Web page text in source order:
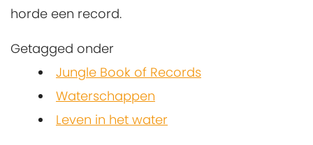
horde een record.
Getagged onder
Jungle Book of Records
Waterschappen
Leven in het water